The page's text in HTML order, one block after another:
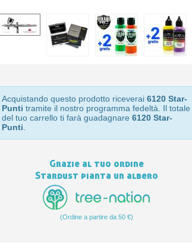
Acquistando questo prodotto riceverai 6120 Star-
Punti tramite il nostro programma fedeltà. Il totale
del tuo carrello ti farà guadagnare 6120 Star-
Punti.
Grazie al tuo ordine
Stardust pianta un albero
(Ordine a partire da 50 €)